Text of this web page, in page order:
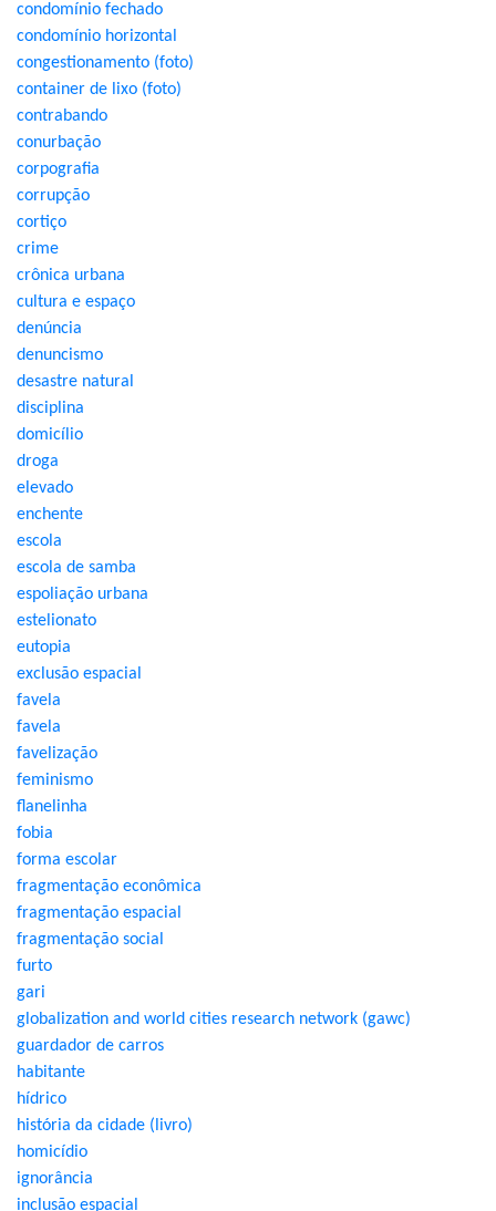
condomínio fechado
condomínio horizontal
congestionamento (foto)
container de lixo (foto)
contrabando
conurbação
corpografia
corrupção
cortiço
crime
crônica urbana
cultura e espaço
denúncia
denuncismo
desastre natural
disciplina
domicílio
droga
elevado
enchente
escola
escola de samba
espoliação urbana
estelionato
eutopia
exclusão espacial
favela
favela
favelização
feminismo
flanelinha
fobia
forma escolar
fragmentação econômica
fragmentação espacial
fragmentação social
furto
gari
globalization and world cities research network (gawc)
guardador de carros
habitante
hídrico
história da cidade (livro)
homicídio
ignorância
inclusão espacial